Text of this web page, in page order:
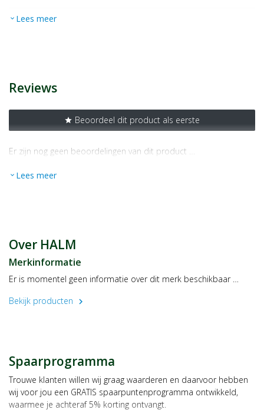
EAN
expand_more Lees meer
Reviews
star Beoordeel dit product als eerste
Er zijn nog geen beoordelingen van dit product …
expand_more Lees meer
Over HALM
Merkinformatie
Er is momentel geen informatie over dit merk beschikbaar …
Bekijk producten
chevron_right
Spaarprogramma
Trouwe klanten willen wij graag waarderen en daarvoor hebben
wij voor jou een GRATIS spaarpuntenprogramma ontwikkeld,
waarmee je achteraf 5% korting ontvangt.